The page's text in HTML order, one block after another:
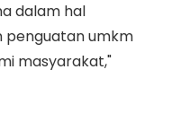
dalam hal
penguatan umkm
masyarakat,"